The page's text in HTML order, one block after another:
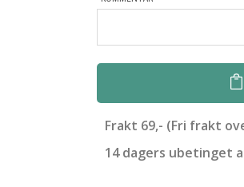
Frakt 69,- (Fri frakt
14 dagers ubetinget